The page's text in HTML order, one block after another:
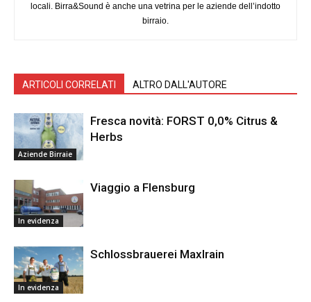
locali. Birra&Sound è anche una vetrina per le aziende dell’indotto
birraio.
ARTICOLI CORRELATI ALTRO DALL'AUTORE
Aziende Birraie
Fresca novità: FORST 0,0% Citrus &
Herbs
In evidenza
Viaggio a Flensburg
In evidenza
Schlossbrauerei Maxlrain